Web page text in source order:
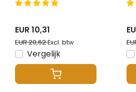
kleurige LED strips te
Miboxer
EUR 10,31
EUR 20,62Excl. btw
Vergelijk
-